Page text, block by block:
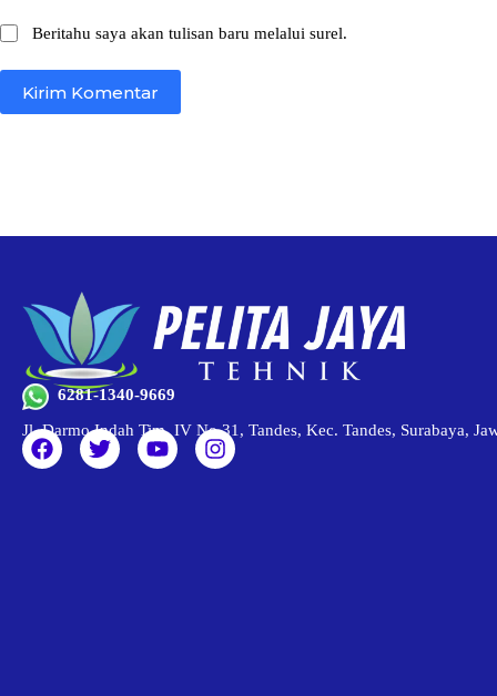
Beritahu saya akan tulisan baru melalui surel.
Kirim Komentar
6281-1340-9669
Jl. Darmo Indah Tim. IV No.31, Tandes, Kec. Tandes, Surabaya,